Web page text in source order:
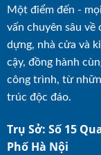
Một điểm đến -
vấn chuyên sâu về
dựng, nhà cửa và
cậy, đồng hành
công trình, từ
trúc độc đáo.
Trụ Sở: Số 15
Phố Hà Nội